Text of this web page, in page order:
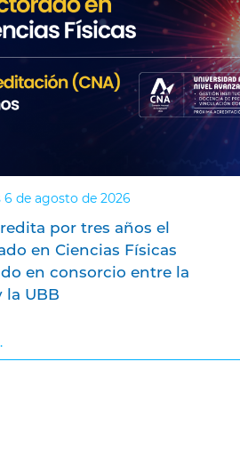
6 de agosto de 2026
por tres años el
en Ciencias Físicas
en consorcio entre la
la UBB